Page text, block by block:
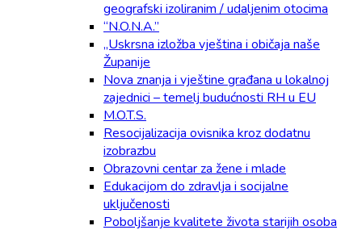
geografski izoliranim / udaljenim otocima
“N.O.N.A.”
„Uskrsna izložba vještina i običaja naše
Županije
Nova znanja i vještine građana u lokalnoj
zajednici – temelj budućnosti RH u EU
M.O.T.S.
Resocijalizacija ovisnika kroz dodatnu
izobrazbu
Obrazovni centar za žene i mlade
Edukacijom do zdravlja i socijalne
uključenosti
Poboljšanje kvalitete života starijih osoba